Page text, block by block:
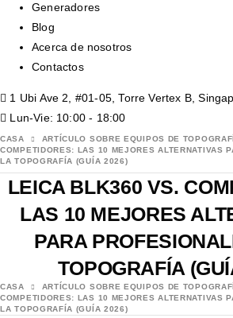
Generadores
Blog
Acerca de nosotros
Contactos
1 Ubi Ave 2, #01-05, Torre Vertex B,
Lun-Vie: 10:00 - 18:00
CASA ARTÍCULO SOBRE EQUIPOS DE
COMPETIDORES: LAS 10 MEJORES ALTERNATIVAS
LA TOPOGRAFÍA (GUÍA 2026)
LEICA BLK360 VS.
LAS 10 MEJORES
PARA
TOPOGRAFÍA
CASA ARTÍCULO SOBRE EQUIPOS DE
COMPETIDORES: LAS 10 MEJORES ALTERNATIVAS
LA TOPOGRAFÍA (GUÍA 2026)